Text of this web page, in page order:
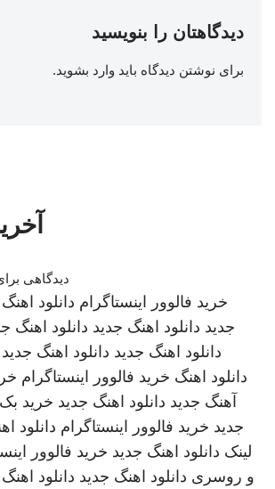
دیدگاهتان را بنویسید
برای نوشتن دیدگاه باید وارد بشوید.
دیدگاهی
خرید فالوور اینستاگرام دانلود
جدید دانلود اهنگ جدید دانلود اهنگ
دانلود اهنگ جدید دانلود اهنگ جدید
دانلود اهنگ خرید فالوور اینستاگرام
آهنگ جدید دانلود اهنگ جدید خرید
جدید خرید فالوور اینستاگرام دانلود
لینک دانلود اهنگ جدید خرید فالوور
و روسری دانلود اهنگ جدید دانلود اهنگ